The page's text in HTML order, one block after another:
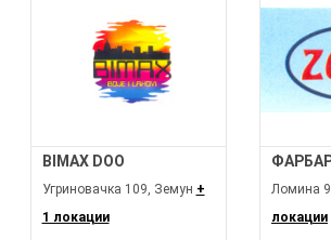
BIMAX DOO
Угриновачка 109, Земун +
1 локации
Ломина
локации